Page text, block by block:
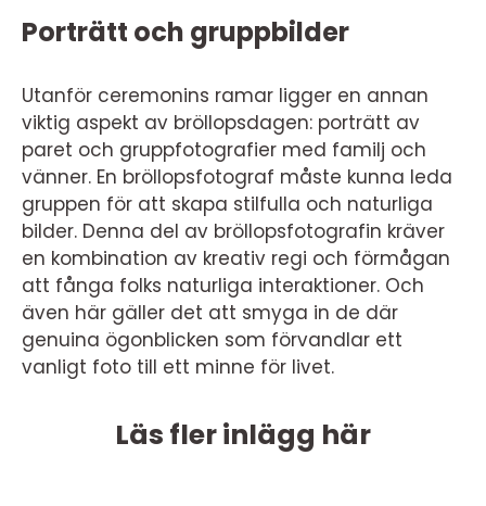
Porträtt och gruppbilder
Utanför ceremonins ramar ligger en annan
viktig aspekt av bröllopsdagen: porträtt av
paret och gruppfotografier med familj och
vänner. En bröllopsfotograf måste kunna leda
gruppen för att skapa stilfulla och naturliga
bilder. Denna del av bröllopsfotografin kräver
en kombination av kreativ regi och förmågan
att fånga folks naturliga interaktioner. Och
även här gäller det att smyga in de där
genuina ögonblicken som förvandlar ett
vanligt foto till ett minne för livet.
Läs fler inlägg här